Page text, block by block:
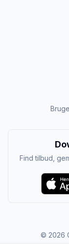
Find tilbud,
© 2026